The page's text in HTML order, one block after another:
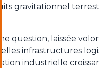
gravitationnel
question, laissée
infrastructures
industrielle